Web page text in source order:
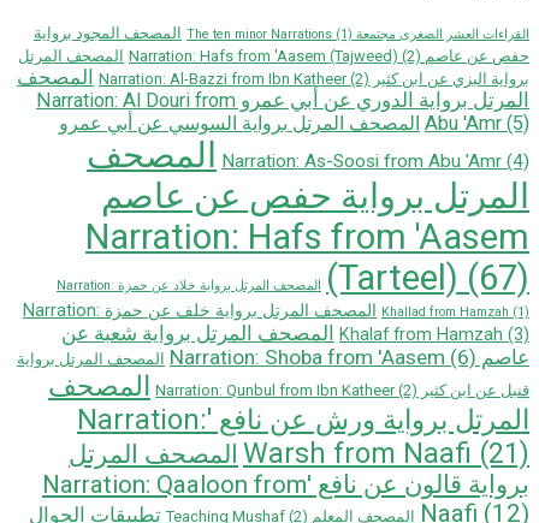
List
القراءات العشر الصغرى مجتمعة The ten minor Narrations (1)
المصحف المجود برواية
حفص عن عاصم Narration: Hafs from 'Aasem (Tajweed) (2)
المصحف المرتل
برواية البزي عن ابن كثير Narration: Al-Bazzi from Ibn Katheer (2)
المصحف
المرتل برواية الدوري عن أبي عمرو Narration: Al Douri from
Abu 'Amr (5)
المصحف المرتل برواية السوسي عن أبي عمرو
Narration: As-Soosi from Abu 'Amr (4)
المصحف
المرتل برواية حفص عن عاصم
Narration: Hafs from 'Aasem
(Tarteel) (67)
المصحف المرتل برواية خلاد عن حمزة Narration:
Khallad from Hamzah (1)
المصحف المرتل برواية خلف عن حمزة Narration:
Khalaf from Hamzah (3)
المصحف المرتل برواية شعبة عن
عاصم Narration: Shoba from 'Aasem (6)
المصحف المرتل برواية
قنبل عن ابن كثير Narration: Qunbul from Ibn Katheer (2)
المصحف
المرتل برواية ورش عن نافع 'Narration:
Warsh from Naafi (21)
المصحف المرتل
بروایة قالون عن نافع 'Narration: Qaaloon from
Naafi (12) المصحف المعلم Teaching Mushaf (2)
تطبيقات الجوال